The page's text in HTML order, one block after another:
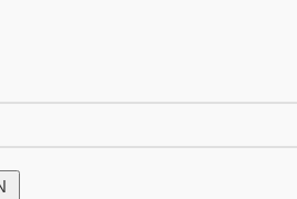
Wenn Sie sich für diese
und Ihre Bestellhistorie
werden in kürzester Zeit ein
Informationen bitten, die